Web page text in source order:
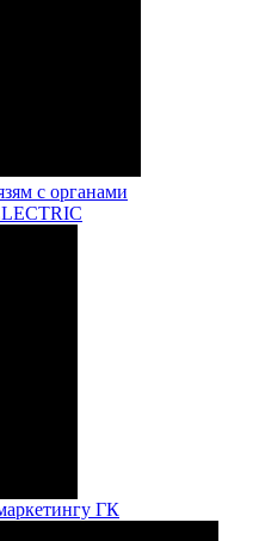
с органами
ГК